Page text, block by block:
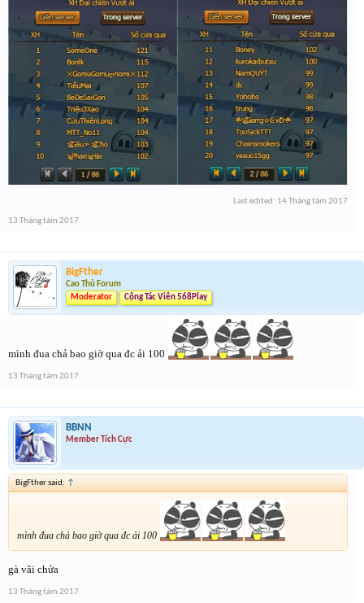
Last edited: 14 Tháng tám 2017
13 Tháng tám 2017
BigFther
Cao Thủ Forum
Moderator
Cộng Tác Viên 568Play
mình đua chả bao giờ qua đc ải 100
13 Tháng tám 2017
BBNN
Member Tích Cực
BigFther said: ↑
mình đua chả bao giờ qua đc ải 100
gà vãi chửa
13 Tháng tám 2017